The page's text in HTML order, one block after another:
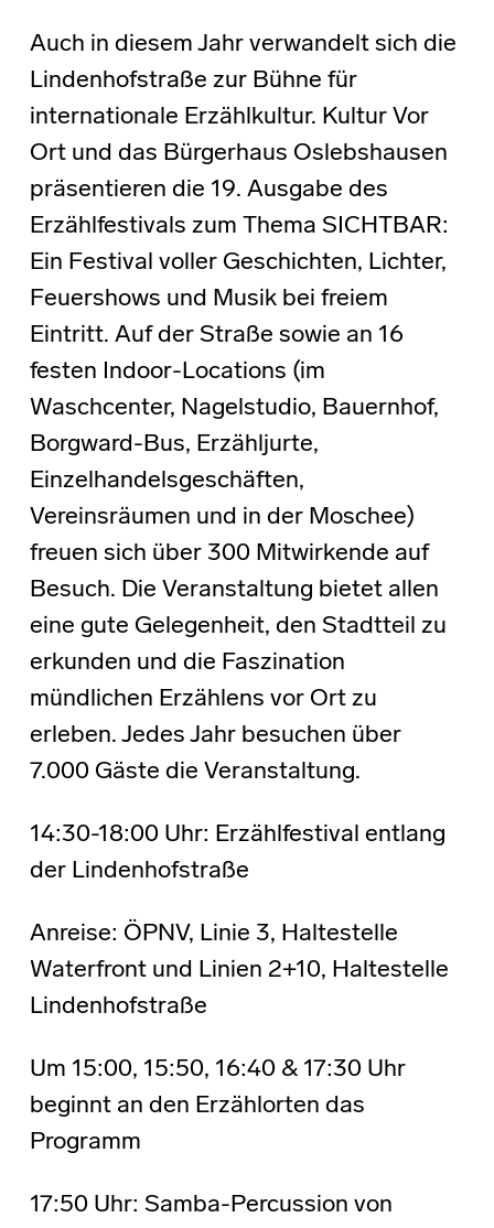
Auch in diesem Jahr verwandelt sich die
Lindenhofstraße zur Bühne für
internationale Erzählkultur. Kultur Vor
Ort und das Bürgerhaus Oslebshausen
präsentieren die 19. Ausgabe des
Erzählfestivals zum Thema SICHTBAR:
Ein Festival voller Geschichten, Lichter,
Feuershows und Musik bei freiem
Eintritt. Auf der Straße sowie an 16
festen Indoor-Locations (im
Waschcenter, Nagelstudio, Bauernhof,
Borgward-Bus, Erzähljurte,
Einzelhandelsgeschäften,
Vereinsräumen und in der Moschee)
freuen sich über 300 Mitwirkende auf
Besuch. Die Veranstaltung bietet allen
eine gute Gelegenheit, den Stadtteil zu
erkunden und die Faszination
mündlichen Erzählens vor Ort zu
erleben. Jedes Jahr besuchen über
7.000 Gäste die Veranstaltung.
14:30-18:00 Uhr: Erzählfestival entlang
der Lindenhofstraße
Anreise: ÖPNV, Linie 3, Haltestelle
Waterfront und Linien 2+10, Haltestelle
Lindenhofstraße
Um 15:00, 15:50, 16:40 & 17:30 Uhr
beginnt an den Erzählorten das
Programm
17:50 Uhr: Samba-Percussion von